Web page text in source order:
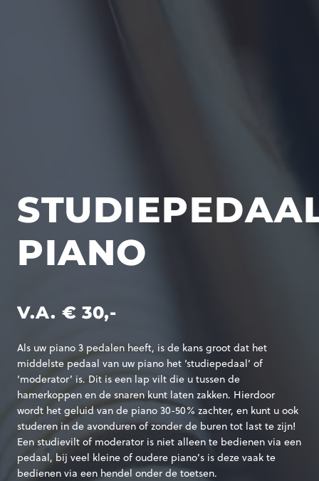
PIANO
V.A. € 30,-
Als uw piano 3 pedalen heeft, is de kans groot dat het
middelste pedaal van uw piano het ‘studiepedaal’ of
‘moderator’ is. Dit is een lap vilt die u tussen de
hamerkoppen en de snaren kunt laten zakken. Hierdoor
wordt het geluid van de piano 30-50% zachter, en kunt u ook
studeren in de avonduren of zonder de buren tot last te zijn!
Een studievilt of moderator is niet alleen te bedienen via een
pedaal, bij veel kleine of oudere piano’s is deze vaak te
bedienen via een hendel onder de toetsen.